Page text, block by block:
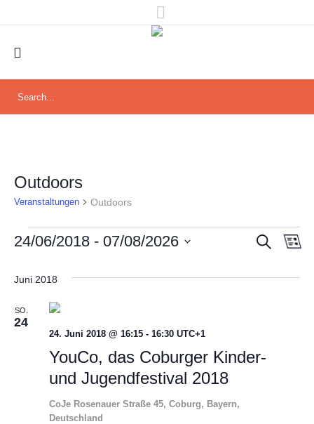
Outdoors
Veranstaltungen Outdoors
Veranstaltungen SUCHE
24/06/2018 - 07/08/2026
wählen.
Juni 2018
SO.
24
YouCo, das Coburger Kinder-
und Jugendfestival 2018
24. Juni 2018 @ 16:15 - 16:30 UTC+1
CoJe Rosenauer Straße 45, Coburg, Bayern,
Deutschland